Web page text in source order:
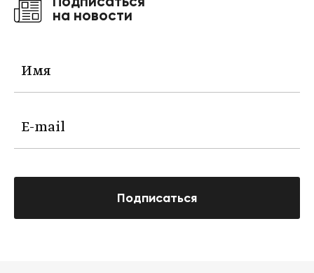
на новости
Подписаться